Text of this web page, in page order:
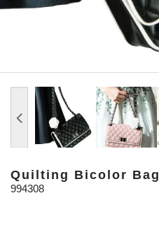
Quilting Bicolor Bag
994308